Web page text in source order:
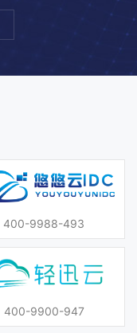
400-9988-493
400-9900-947